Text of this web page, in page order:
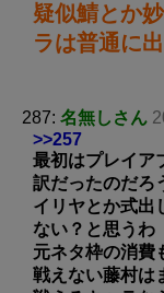
疑似鯖とか
ラは普通に
287: 名無しさん
>>257
最初はプレイア
訳だったのだろ
イリヤとか式出
ない？と思うわ
元ネタ枠の消費
戦えない藤村は